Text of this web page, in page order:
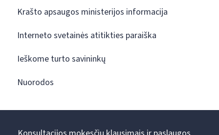
Krašto apsaugos ministerijos informacija
Interneto svetainės atitikties paraiška
Ieškome turto savininkų
Nuorodos